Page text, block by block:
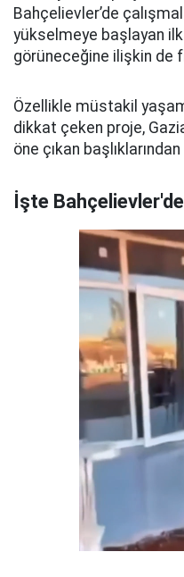
Bahçelievler’de
yükselmeye başlayan ilk
görüneceğine ilişkin de
Özellikle müstakil
dikkat çeken proje,
öne çıkan
İşte